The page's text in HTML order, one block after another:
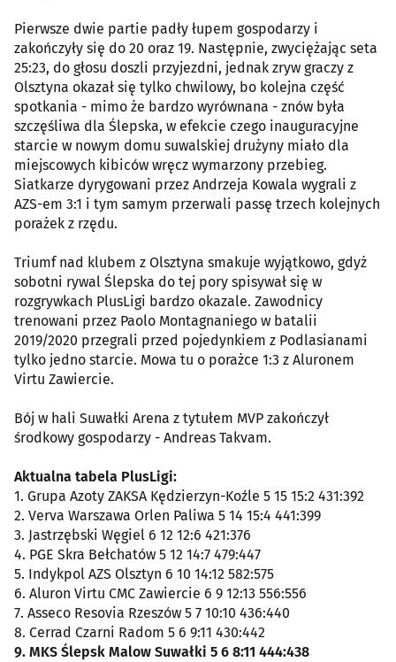
Pierwsze dwie partie padły łupem gospodarzy i
zakończyły się do 20 oraz 19. Następnie, zwyciężając seta
25:23, do głosu doszli przyjezdni, jednak zryw graczy z
Olsztyna okazał się tylko chwilowy, bo kolejna część
spotkania - mimo że bardzo wyrównana - znów była
szczęśliwa dla Ślepska, w efekcie czego inauguracyjne
starcie w nowym domu suwalskiej drużyny miało dla
miejscowych kibiców wręcz wymarzony przebieg.
Siatkarze dyrygowani przez Andrzeja Kowala wygrali z
AZS-em 3:1 i tym samym przerwali passę trzech kolejnych
porażek z rzędu.
Triumf nad klubem z Olsztyna smakuje wyjątkowo, gdyż
sobotni rywal Ślepska do tej pory spisywał się w
rozgrywkach PlusLigi bardzo okazale. Zawodnicy
trenowani przez Paolo Montagnaniego w batalii
2019/2020 przegrali przed pojedynkiem z Podlasianami
tylko jedno starcie. Mowa tu o porażce 1:3 z Aluronem
Virtu Zawiercie.
Bój w hali Suwałki Arena z tytułem MVP zakończył
środkowy gospodarzy - Andreas Takvam.
Aktualna tabela PlusLigi:
1. Grupa Azoty ZAKSA Kędzierzyn-Koźle 5 15 15:2 431:392
2. Verva Warszawa Orlen Paliwa 5 14 15:4 441:399
3. Jastrzębski Węgiel 6 12 12:6 421:376
4. PGE Skra Bełchatów 5 12 14:7 479:447
5. Indykpol AZS Olsztyn 6 10 14:12 582:575
6. Aluron Virtu CMC Zawiercie 6 9 12:13 556:556
7. Asseco Resovia Rzeszów 5 7 10:10 436:440
8. Cerrad Czarni Radom 5 6 9:11 430:442
9. MKS Ślepsk Malow Suwałki 5 6 8:11 444:438